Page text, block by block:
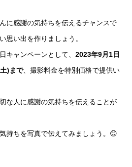
に感謝の気持ちを伝えるチャンスで
思い出を作りましょう。
キャンペーンとして、 2023年9月1日
)まで、撮影料金を特別価格で提供い
な人に感謝の気持ちを伝えることが
持ちを写真で伝えてみましょう。😊